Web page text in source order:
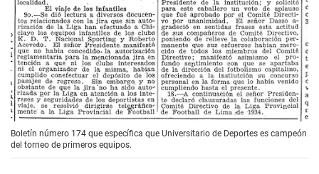
Boletín número 174 que específica que Universitario de Deportes es campeón
del torneo de primeros equipos.